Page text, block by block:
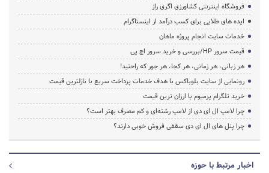
فروشگاه اینترنتی کشاورزی اگری راز
ایده های طلایی برای کسب درآمد از اینستاگرام
خدمات سایت انجام پروژه ماهان
قیمت سرور HP/بررسی و خرید سرور اچ پی
هر زبانی، هر زمانی، هر کجا، هر جور که راحتید!
رونمایی از سایت بلوباکس با هدف خدمات پرداخت سریع با نازلترین قیمت
خرید تلگرام پرمیوم با ارزان ترین قیمت
چرا لامپ ال ای دی از لامپ رشته‌ای و کم مصرف بهتر است؟
چرا پنل های ال ای دی سقفی فروش خوبی دارند؟
اخبار مرتبط با حوزه